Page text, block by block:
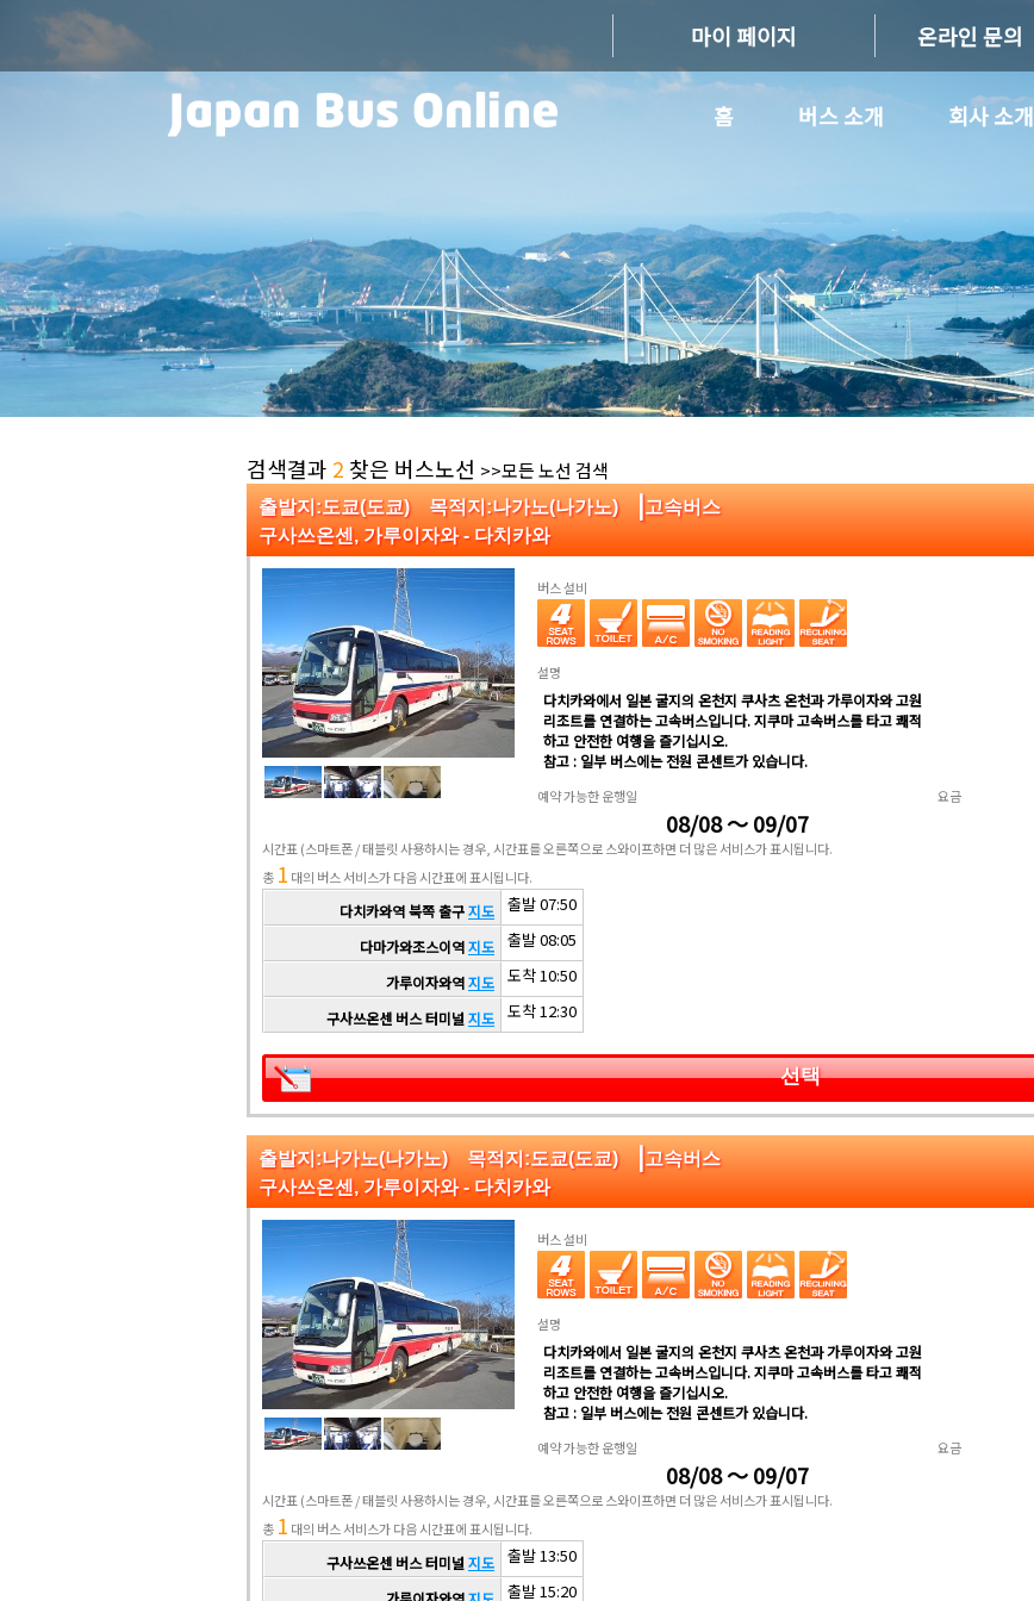
마이 페이지 온라인 문의
홈 버스 소개 회사 소개
검색결과 2 찾은 버스노선 >>모든 노선 검색
출발지:도쿄(도쿄) 목적지:나가노(나가노) |고속버스
구사쓰온센, 가루이자와 - 다치카와
버스 설비
설명
다치카와에서 일본 굴지의 온천지 쿠사츠 온천과 가루이자와 고원
리조트를 연결하는 고속버스입니다. 지쿠마 고속버스를 타고 쾌적
하고 안전한 여행을 즐기십시오.
참고 : 일부 버스에는 전원 콘센트가 있습니다.
예약 가능한 운행일
08/08 ～ 09/07
요금
시간표 (스마트폰 / 태블릿 사용하시는 경우, 시간표를 오른쪽으로 스와이프하면 더 많은 서비스가 표시됩니다.
총 1 대의 버스 서비스가 다음 시간표에 표시됩니다.
다치카와역 북쪽 출구지도 출발 07:50
다마가와조스이역지도 출발 08:05
가루이자와역지도 도착 10:50
구사쓰온센 버스 터미널 지도 도착 12:30
선택
출발지:나가노(나가노) 목적지:도쿄(도쿄) |고속버스
구사쓰온센, 가루이자와 - 다치카와
버스 설비
설명
다치카와에서 일본 굴지의 온천지 쿠사츠 온천과 가루이자와 고원
리조트를 연결하는 고속버스입니다. 지쿠마 고속버스를 타고 쾌적
하고 안전한 여행을 즐기십시오.
참고 : 일부 버스에는 전원 콘센트가 있습니다.
예약 가능한 운행일
08/08 ～ 09/07
요금
시간표 (스마트폰 / 태블릿 사용하시는 경우, 시간표를 오른쪽으로 스와이프하면 더 많은 서비스가 표시됩니다.
총 1 대의 버스 서비스가 다음 시간표에 표시됩니다.
구사쓰온센 버스 터미널 지도 출발 13:50
출발 15:20